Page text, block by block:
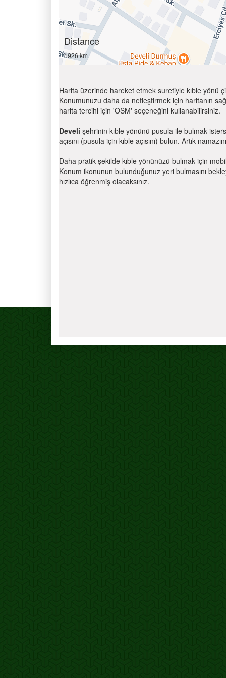
Distance
1926 km
Harita üzerinde hareket etmek suretiyle kıble yönü
Konumunuzu daha da netleştirmek için haritanın
harita tercihi için 'OSM' seçeneğini kullanabilirsiniz.
Develi şehrinin kıble yönünü pusula ile bulmak
açısını (pusula için kıble açısını) bulun. Artık
Daha pratik şekilde kıble yönünüzü bulmak için
Konum ikonunun bulunduğunuz yeri bulmasını
hızlıca öğrenmiş olacaksınız.